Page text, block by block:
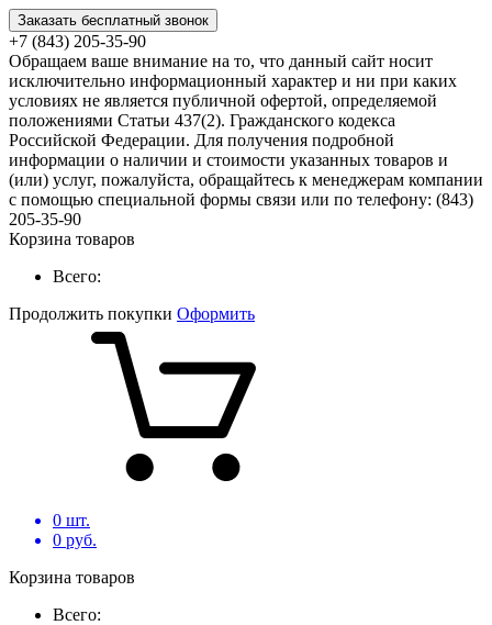
Заказать бесплатный звонок
+7 (843) 205-35-90
Обращаем ваше внимание на то, что данный сайт носит
исключительно информационный характер и ни при каких
условиях не является публичной офертой, определяемой
положениями Статьи 437(2). Гражданского кодекса
Российской Федерации. Для получения подробной
информации о наличии и стоимости указанных товаров и
(или) услуг, пожалуйста, обращайтесь к менеджерам компании
с помощью специальной формы связи или по телефону: (843)
205-35-90
Корзина товаров
Всего:
Продолжить покупки Оформить
0 шт.
0 руб.
Корзина товаров
Всего: